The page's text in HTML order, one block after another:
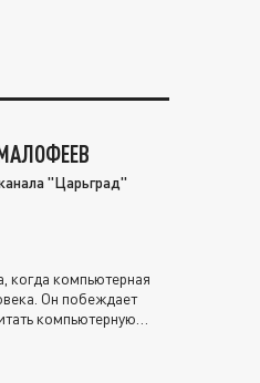
"Царьград"
когда компьютерная
Он побеждает
компьютерную